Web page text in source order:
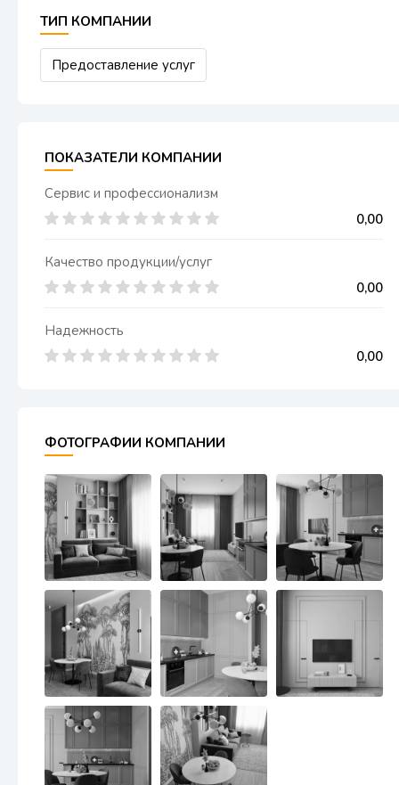
ТИП КОМПАНИИ
Предоставление услуг
ПОКАЗАТЕЛИ КОМПАНИИ
Сервис и профессионализм
0,00
Качество продукции/услуг
0,00
Надежность
0,00
ФОТОГРАФИИ КОМПАНИИ